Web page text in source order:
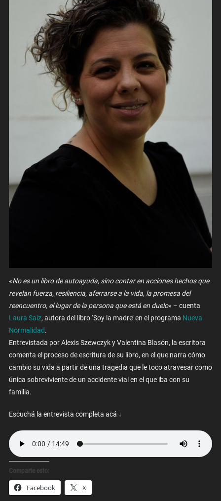
«No es un libro de autoayuda, sino contar en acciones hechos que
revelan fuerza, resiliencia, aferrarse a la vida, la promesa del
reencuentro, el lugar de la persona que está en duelo» – cuenta
Laura Saiz, autora del libro ‘Soy la madre’ en el programa Nueva
Normalidad.
Entrevistada por Alexis Szewczyk y Valentina Blasón, la escritora
comenta el proceso de escritura de su libro, en el que narra cómo
cambio su vida a partir de una tragedia que le toco atravesar como
única sobreviviente de un accidente vial en el que iba con su
familia.
Escuchá la entrevista completa acá ↓
Comparte esto:
Facebook X